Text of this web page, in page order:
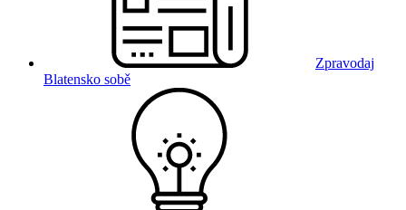
Zpravodaj
Blatensko sobě